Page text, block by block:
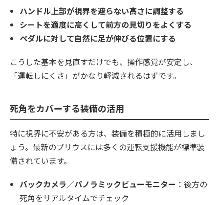
ハンドル上部が視界を遮らない高さに調整する
シートを適度に高くして前方の見切りをよくする
ペダルに対して自然に足が伸びる位置にする
こうした基本を見直すだけでも、操作感覚が安定し、
「運転しにくさ」がかなり軽減されるはずです。
死角をカバーする装備の活用
特に視界に不安がある方は、装備を積極的に活用しまし
ょう。最新のプリウスには多くの運転支援機能が標準装
備されています。
バックカメラ／パノラミックビューモニター ：後方の
死角をリアルタイムでチェック